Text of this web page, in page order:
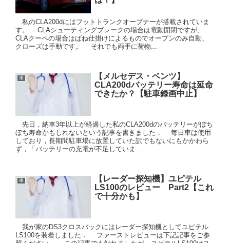
私のCLA200dにはフットトランクオープナーが搭載されていま
す。 CLAシューティングブレークの場合は電動開閉ですが、
CLAクーペの場合はばね仕掛けによるものでオープンのみ自動、
クローズは手動です。 それでも両手に荷物...
車
【メルセデス・ベンツ】
CLA200dバッテリー寿命は延命
できたか？【駐車録画中止】
先日，納車3年以上が経過した私のCLA200dのバッテリーがぼち
ぼち寿命かもしれないという記事を書きました． 毎日車は使用
しており，長期間駐車場に放置していた訳でもないにもかかわら
ず，「バッテリーの充電が不足していま...
車
【レーダー探知機】ユピテル
LS100のレビュー Part2【これ
で十分かも】
我が家のDS3クロスバックにはレーダー探知機としてユピテル
LS100を装着しました． ファーストレビューは下記記事をご参